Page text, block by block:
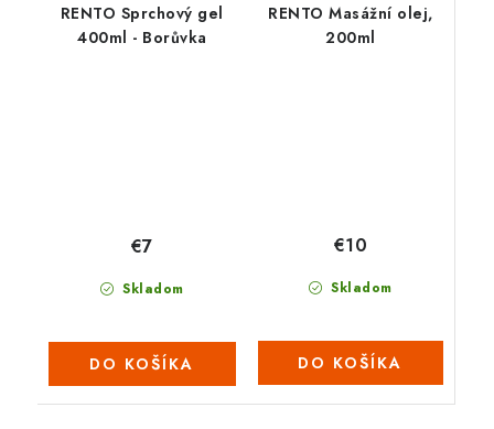
RENTO Sprchový gel
400ml - Borůvka
Skladom
€7
DO KOŠÍKA
RENTO Masážní olej,
200ml
Skladom
€10
DO KOŠÍKA